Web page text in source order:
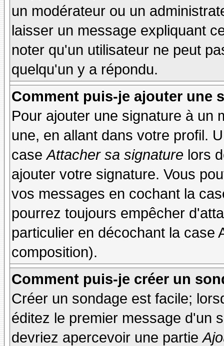
un modérateur ou un
laisser un message expliquant
noter qu'un utilisateur ne peut
quelqu'un y a répondu.
Comment puis-je ajouter une
Pour ajouter une signature à un
une, en allant dans votre profil.
caseAttacher sa signature lors
ajouter votre signature. Vous
vos messages en cochant la
pourrez toujours empêcher
particulier en décochant la case
composition).
Comment puis-je créer un
Créer un sondage est facile;
éditez le premier message d'un
devriez apercevoir une partie